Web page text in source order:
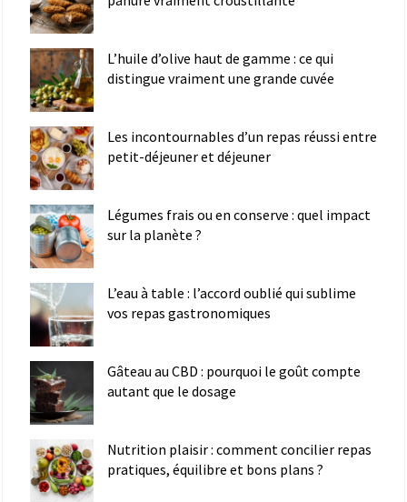
L’huile d’olive haut de gamme : ce qui
distingue vraiment une grande cuvée
Les incontournables d’un repas réussi entre
petit-déjeuner et déjeuner
Légumes frais ou en conserve : quel impact
sur la planète ?
L’eau à table : l’accord oublié qui sublime
vos repas gastronomiques
Gâteau au CBD : pourquoi le goût compte
autant que le dosage
Nutrition plaisir : comment concilier repas
pratiques, équilibre et bons plans ?